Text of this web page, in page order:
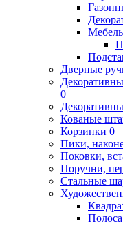
Мебель
Дверные
0
Кованые
Корзинки 0
Пики,
Поковки,
Поручни,
Стальные
Полоса